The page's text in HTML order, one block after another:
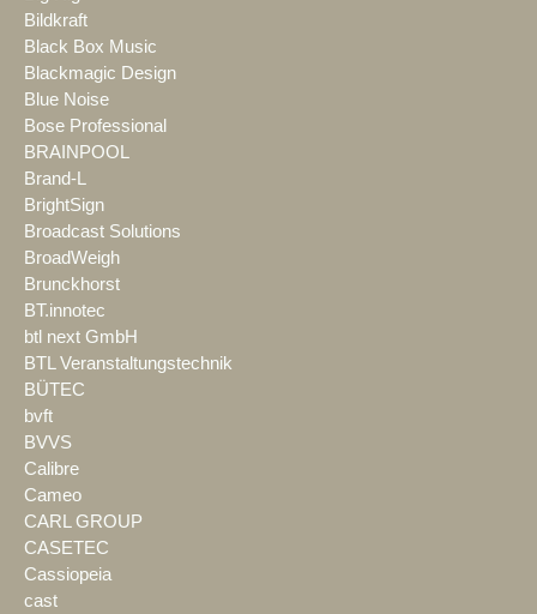
Bildkraft
Black Box Music
Blackmagic Design
Blue Noise
Bose Professional
BRAINPOOL
Brand-L
BrightSign
Broadcast Solutions
BroadWeigh
Brunckhorst
BT.innotec
btl next GmbH
BTL Veranstaltungstechnik
BÜTEC
bvft
BVVS
Calibre
Cameo
CARL GROUP
CASETEC
Cassiopeia
cast